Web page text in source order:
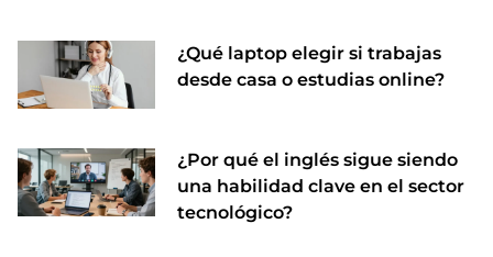
¿Qué laptop elegir si trabajas
desde casa o estudias online?
¿Por qué el inglés sigue siendo
una habilidad clave en el sector
tecnológico?